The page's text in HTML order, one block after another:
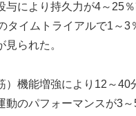
与により持久力が4～25％
タイムトライアルで1～3
見られた。
）機能増強により12～40
動のパフォーマンスが3～